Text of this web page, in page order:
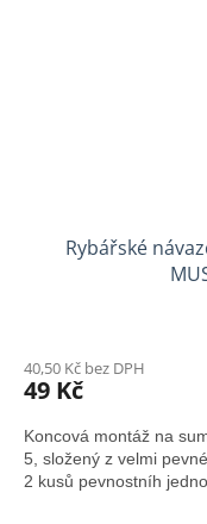
Rybářské
40,50 Kč bez DPH
49 Kč
Koncová montáž na
5, složený z velmi
2 kusů pevnostníh